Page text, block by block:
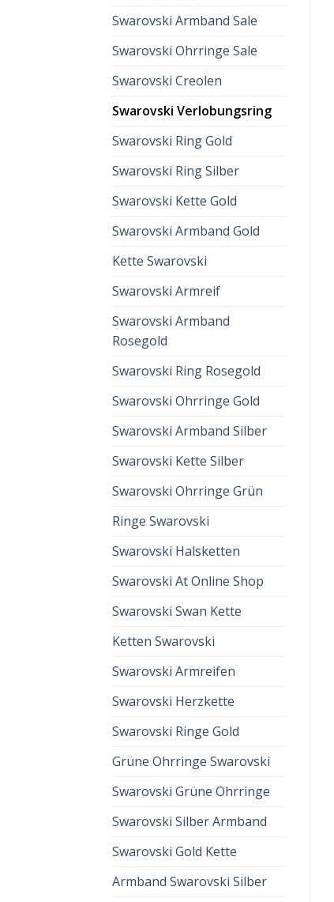
Swarovski Armband Sale
Swarovski Ohrringe Sale
Swarovski Creolen
Swarovski Verlobungsring
Swarovski Ring Gold
Swarovski Ring Silber
Swarovski Kette Gold
Swarovski Armband Gold
Kette Swarovski
Swarovski Armreif
Swarovski Armband
Rosegold
Swarovski Ring Rosegold
Swarovski Ohrringe Gold
Swarovski Armband Silber
Swarovski Kette Silber
Swarovski Ohrringe Grün
Ringe Swarovski
Swarovski Halsketten
Swarovski At Online Shop
Swarovski Swan Kette
Ketten Swarovski
Swarovski Armreifen
Swarovski Herzkette
Swarovski Ringe Gold
Grüne Ohrringe Swarovski
Swarovski Grüne Ohrringe
Swarovski Silber Armband
Swarovski Gold Kette
Armband Swarovski Silber
SWAROVSKI VERLOBUNGSRING
verlobungsring
verlobungsring